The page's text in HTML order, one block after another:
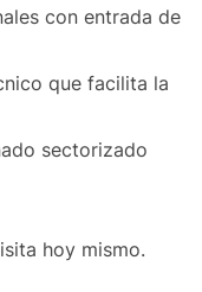
con entrada de
que facilita la
sectorizado
hoy mismo.